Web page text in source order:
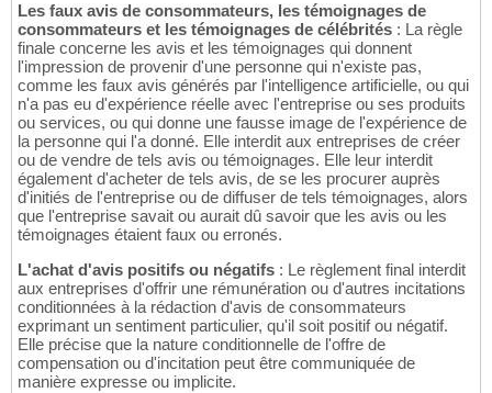
Les faux avis de consommateurs, les témoignages de
consommateurs et les témoignages de célébrités : La règle
finale concerne les avis et les témoignages qui donnent
l'impression de provenir d'une personne qui n'existe pas,
comme les faux avis générés par l'intelligence artificielle, ou qui
n'a pas eu d'expérience réelle avec l'entreprise ou ses produits
ou services, ou qui donne une fausse image de l'expérience de
la personne qui l'a donné. Elle interdit aux entreprises de créer
ou de vendre de tels avis ou témoignages. Elle leur interdit
également d'acheter de tels avis, de se les procurer auprès
d'initiés de l'entreprise ou de diffuser de tels témoignages, alors
que l'entreprise savait ou aurait dû savoir que les avis ou les
témoignages étaient faux ou erronés.
L'achat d'avis positifs ou négatifs : Le règlement final interdit
aux entreprises d'offrir une rémunération ou d'autres incitations
conditionnées à la rédaction d'avis de consommateurs
exprimant un sentiment particulier, qu'il soit positif ou négatif.
Elle précise que la nature conditionnelle de l'offre de
compensation ou d'incitation peut être communiquée de
manière expresse ou implicite.